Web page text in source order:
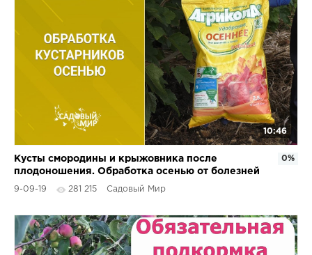
10:46
Кусты смородины и крыжовника после
плодоношения. Обработка осенью от болезней
и вредителей.
9-09-19 281 215 Садовый Мир
0%